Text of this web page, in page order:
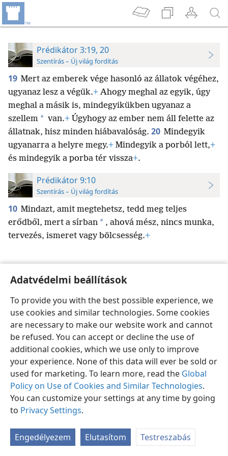
Adatvédelmi beállítások
To provide you with the best possible experience, we
use cookies and similar technologies. Some cookies
are necessary to make our website work and cannot
be refused. You can accept or decline the use of
additional cookies, which we use only to improve
your experience. None of this data will ever be sold or
used for marketing. To learn more, read the Global
Policy on Use of Cookies and Similar Technologies.
You can customize your settings at any time by going
to Privacy Settings.
Engedélyezem Elutasítom Testreszabás
Prédikátor 3:19, 20
Szentírás – Új világ fordítás
19 Mert az emberek vége hasonló az állatok végéhez,
ugyanaz lesz a végük.+ Ahogy meghal az egyik, úgy
meghal a másik is, mindegyikükben ugyanaz a
szellem * van.+ Úgyhogy az ember nem áll felette az
állatnak, hisz minden hiábavalóság. 20 Mindegyik
ugyanarra a helyre megy.+ Mindegyik a porból lett,+
és mindegyik a porba tér vissza+.
Prédikátor 9:10
Szentírás – Új világ fordítás
10 Mindazt, amit megtehetsz, tedd meg teljes
erődből, mert a sírban * , ahová mész, nincs munka,
tervezés, ismeret vagy bölcsesség.+
Magyar Beállítások
Copyright© 2026 Watch Tower Bible and Tract Society of Pennsylvania
Felhasználási feltételek
Bizalmas információra vonatkozó szabályok
Adatvédelmi beállítások
Bejelentkezés